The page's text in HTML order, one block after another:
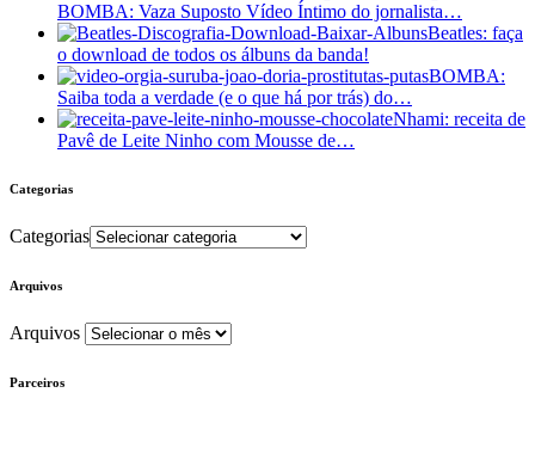
BOMBA: Vaza Suposto Vídeo Íntimo do jornalista…
Beatles: faça
o download de todos os álbuns da banda!
BOMBA:
Saiba toda a verdade (e o que há por trás) do…
Nhami: receita de
Pavê de Leite Ninho com Mousse de…
Categorias
Categorias
Arquivos
Arquivos
Parceiros